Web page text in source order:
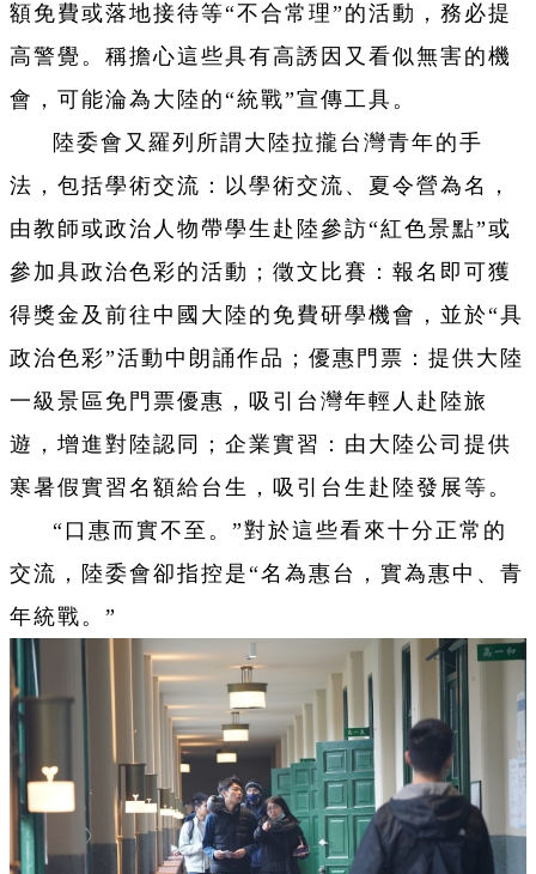
額免費或落地接待等“不合常理”的活動，務必提
高警覺。稱擔心這些具有高誘因又看似無害的機
會，可能淪為大陸的“統戰”宣傳工具。
陸委會又羅列所謂大陸拉攏台灣青年的手
法，包括學術交流：以學術交流、夏令營為名，
由教師或政治人物帶學生赴陸參訪“紅色景點”或
參加具政治色彩的活動；徵文比賽：報名即可獲
得獎金及前往中國大陸的免費研學機會，並於“具
政治色彩”活動中朗誦作品；優惠門票：提供大陸
一級景區免門票優惠，吸引台灣年輕人赴陸旅
遊，增進對陸認同；企業實習：由大陸公司提供
寒暑假實習名額給台生，吸引台生赴陸發展等。
“口惠而實不至。”對於這些看來十分正常的
交流，陸委會卻指控是“名為惠台，實為惠中、青
年統戰。”